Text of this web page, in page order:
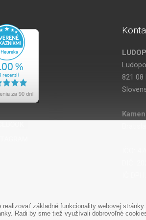
821 08
908 666 767
základné funkcionality webovej
Radi by sme tiež využívali dobrovoľné